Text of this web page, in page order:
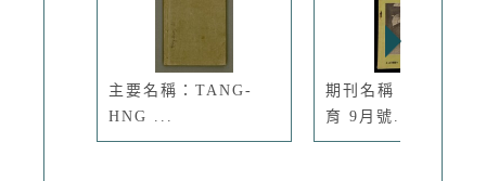
主要名稱：TANG-
HNG ...
期刊名稱：基督教教
育 9月號...